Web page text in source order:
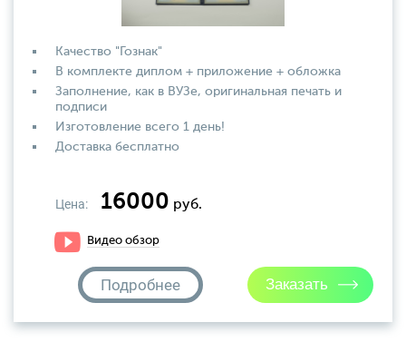
Качество "Гознак"
В комплекте диплом + приложение + обложка
Заполнение, как в ВУЗе, оригинальная печать и
подписи
Изготовление всего 1 день!
Доставка бесплатно
Цена: 16000 руб.
Видео обзор
Подробнее